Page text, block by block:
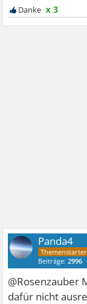
x 3
Panda4
Beiträge:2996
@Rosenzauber
dafür nicht